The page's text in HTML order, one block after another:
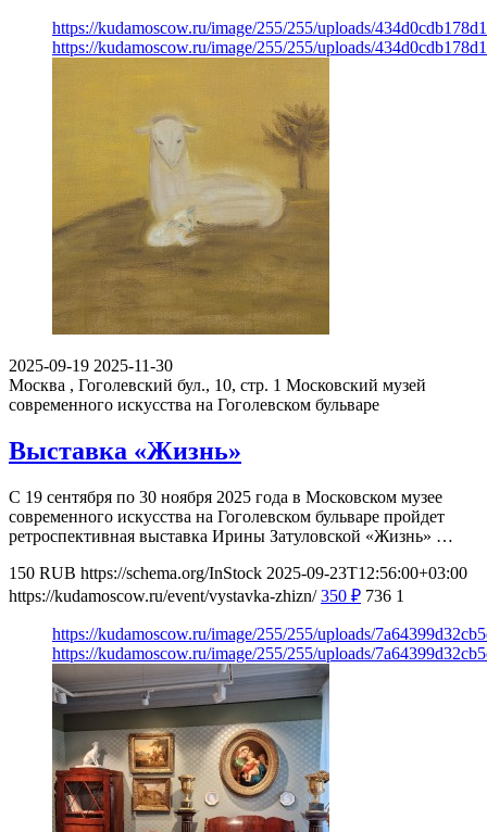
https://kudamoscow.ru/image/255/255/uploads/
https://kudamoscow.ru/image/255/255/uploads/
2025-09-19 2025-11-30
Москва , Гоголевский бул., 10, стр. 1 Московский музей
современного искусства на Гоголевском бульваре
Выставка «Жизнь»
С 19 сентября по 30 ноября 2025 года в Московском музее
современного искусства на Гоголевском бульваре пройдет
ретроспективная выставка Ирины Затуловской «Жизнь» …
150 RUB https://schema.org/InStock 2025-09-23T12:56:00+03:00
https://kudamoscow.ru/event/vystavka-zhizn/ 350 ₽ 736 1
https://kudamoscow.ru/image/255/255/uploads/
https://kudamoscow.ru/image/255/255/uploads/